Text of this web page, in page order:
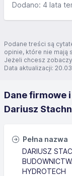
Dodano: 4 lata
Podane treści są
opinie, które nie mają
Jeżeli chcesz
Data aktualizacji:
Dane firmowe
Dariusz
Pełna nazwa
DARIUSZ
HYDROTECH